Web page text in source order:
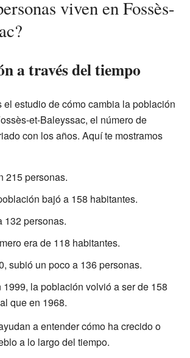
viven en Fossès-
a través del tiempo
el estudio de cómo cambia la población
et-Baleyssac, el número de
con los años. Aquí te mostramos
215 personas.
bajó a 158 habitantes.
132 personas.
era de 118 habitantes.
subió un poco a 136 personas.
1999, la población volvió a ser de 158
que en 1968.
a entender cómo ha crecido o
a lo largo del tiempo.